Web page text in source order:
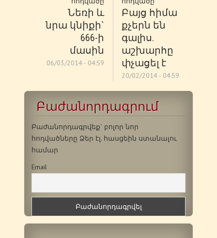
Նեռի և
նրա կնիքի`
666-ի
մասին
06/03/2014 - 04:59
Բայց հիմա
քչերն են
գալիս.
աշխարհը
փչացել է
20/02/2014 - 04:59
Բաժանորդագրում
Բաժանորդագրվեք` բոլոր նոր
հոդվածները Ձեր էլ. հասցեին ստանալու
համար
Email